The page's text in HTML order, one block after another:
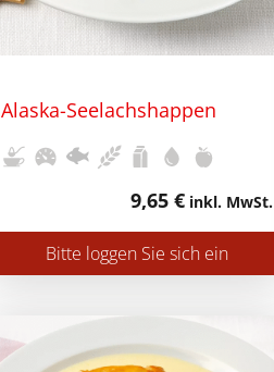
Alaska-Seelachshappen
9,65 € inkl. MwSt.
Bitte loggen Sie sich ein